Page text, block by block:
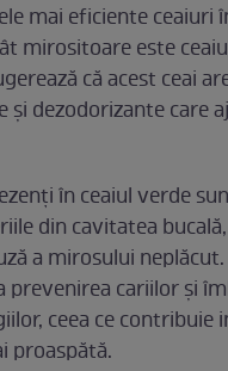
mai eficiente ceaiuri
mirositoare este
că acest ceai
și dezodorizante care
în ceaiul verde
din cavitatea
a mirosului
prevenirea cariilor și
ceea ce contribuie
proaspătă.